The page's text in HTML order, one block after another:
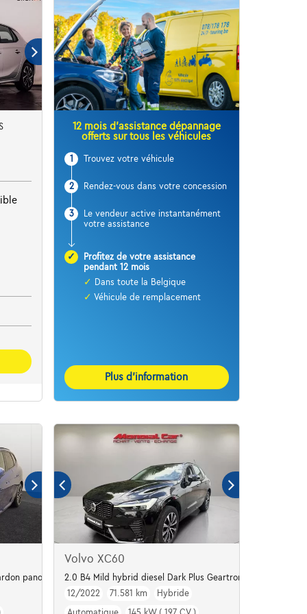
12 mois d’assistance dépannage
offerts sur tous les véhicules
1 Trouvez votre véhicule
2 Rendez-vous dans votre concession
3
Le vendeur active instantanément
votre assistance
✓
Profitez de votre assistance
pendant 12 mois
✓ Dans toute la Belgique
✓ Véhicule de remplacement
Plus d’information
panodak dig.airco alu19
Volvo XC60
2.0 B4 Mild hybrid diesel Dark Plus Geartronic
12/2022
71.581 km
Hybride